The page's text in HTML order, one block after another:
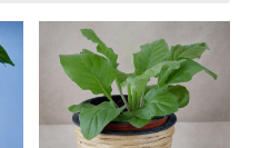
croissant